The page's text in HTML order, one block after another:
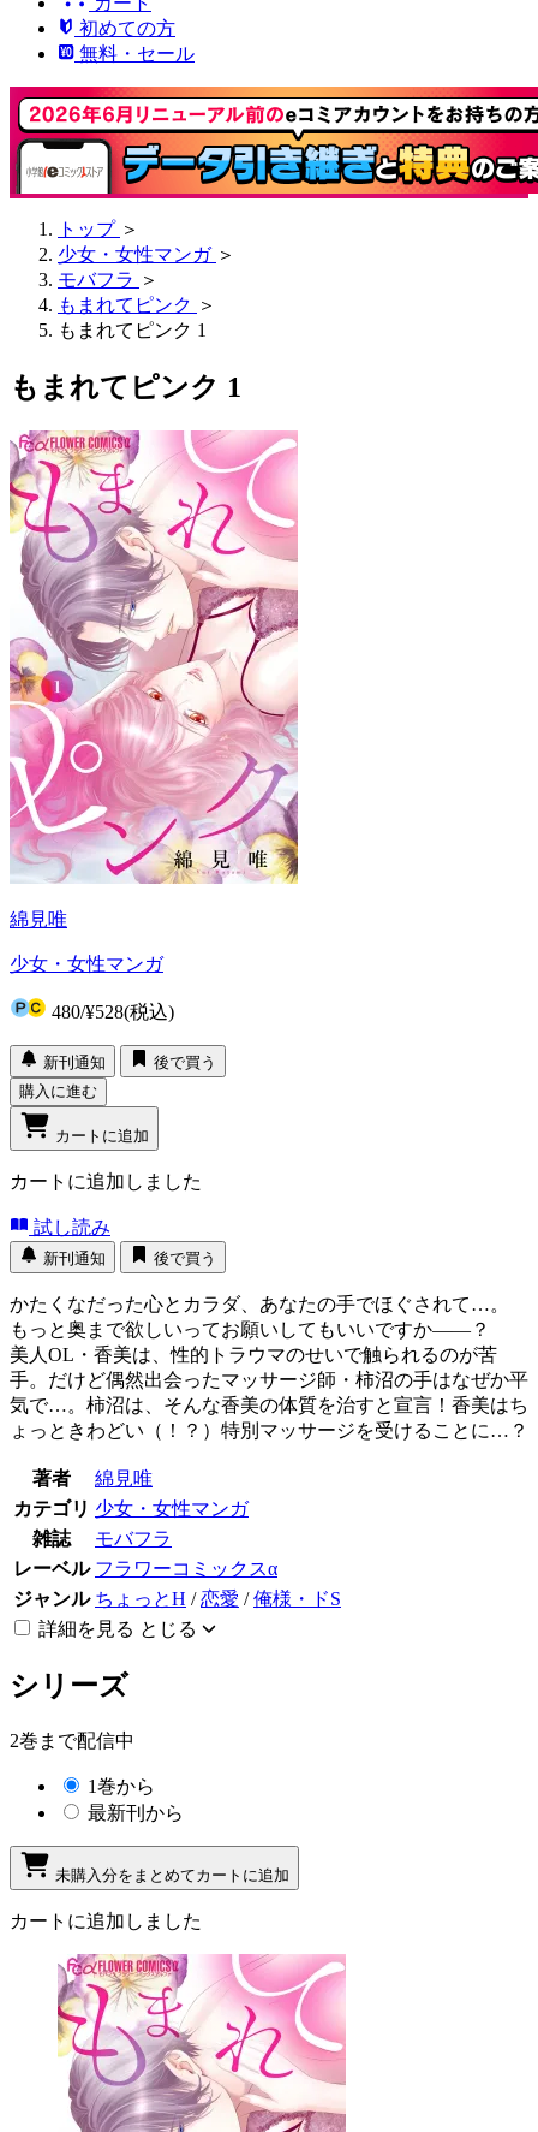
初めての方
無料・セール
トップ ＞
少女・女性マンガ ＞
モバフラ ＞
もまれてピンク ＞
もまれてピンク 1
もまれてピンク 1
綿見唯
少女・女性マンガ
480/¥528(税込)
新刊通知
後で買う
購入に進む
カートに追加
カートに追加しました
試し読み
新刊通知 後で買う
かたくなだった心とカラダ、あなたの手でほぐされて…。
もっと奥まで欲しいってお願いしてもいいですか――？
美人OL・香美は、性的トラウマのせいで触られるのが苦
手。だけど偶然出会ったマッサージ師・柿沼の手はなぜか平
気で…。柿沼は、そんな香美の体質を治すと宣言！香美はち
ょっときわどい（！？）特別マッサージを受けることに…？
著者
綿見唯
カテゴリ 少女・女性マンガ
雑誌
モバフラ
レーベル フラワーコミックスα
ジャンル ちょっとH /恋愛 /俺様・ドS
詳細を見る とじる
シリーズ
2巻まで配信中
1巻から
最新刊から
未購入分をまとめてカートに追加
カートに追加しました